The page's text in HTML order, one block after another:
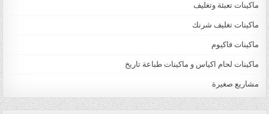
ماكينات تعبئة وتغليف
ماكينات تغليف شرنك
ماكينات فاكيوم
ماكينات لحام اكياس و ماكينات طباعة تاريخ
مشاريع صغيرة